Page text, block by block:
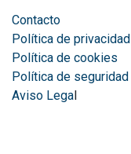
Contacto
Política de privacidad
Política de cookies
Política de seguridad
Aviso Legal